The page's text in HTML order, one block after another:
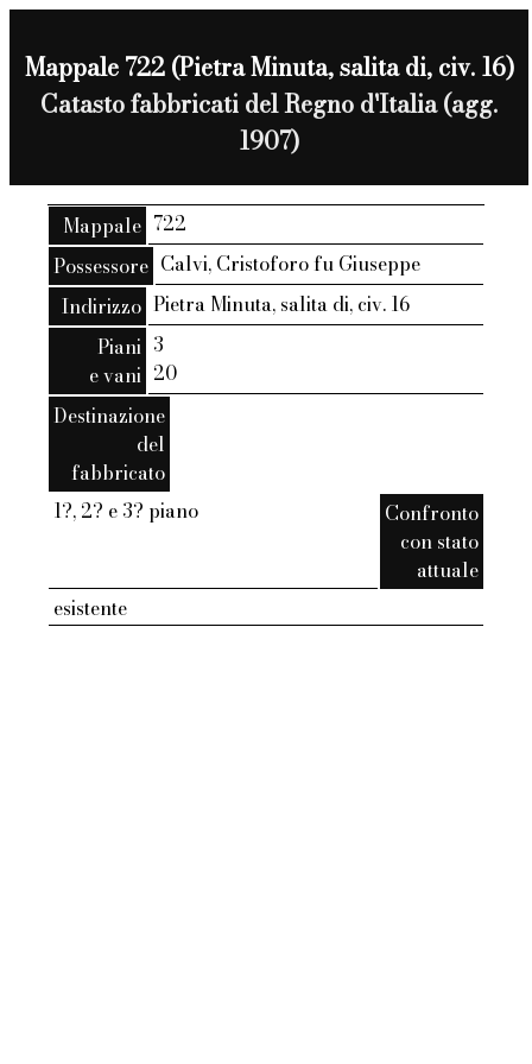
Mappale 722 (Pietra Minuta, salita di, civ. 16)
Catasto fabbricati del Regno d'Italia (agg.
1907)
Mappale 722
Possessore Calvi, Cristoforo fu Giuseppe
Indirizzo Pietra Minuta, salita di, civ. 16
Piani
e vani
3
20
Destinazione
del
fabbricato
1?, 2? e 3? piano
Confronto
con stato
attuale
esistente